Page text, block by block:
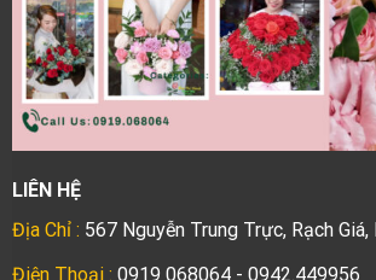
LIÊN HỆ
Địa Chỉ : 567 Nguyễn Trung Trực, Rạch Giá,
Điện Thoại : 0919 068064 - 0942.449956